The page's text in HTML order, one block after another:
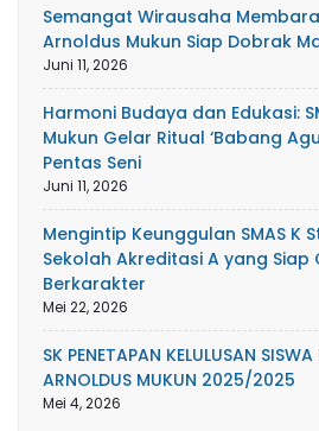
Semangat Wirausaha Membara,
Arnoldus Mukun Siap Dobrak
Juni 11, 2026
Harmoni Budaya dan Edukasi:
Mukun Gelar Ritual ‘Babang
Pentas Seni
Juni 11, 2026
Mengintip Keunggulan SMAS K
Sekolah Akreditasi A yang Siap
Berkarakter
Mei 22, 2026
SK PENETAPAN KELULUSAN
ARNOLDUS MUKUN 2025/2025
Mei 4, 2026